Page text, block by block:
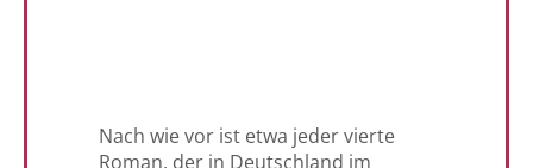
Nach wie vor ist etwa jeder vierte
Roman, der in Deutschland im